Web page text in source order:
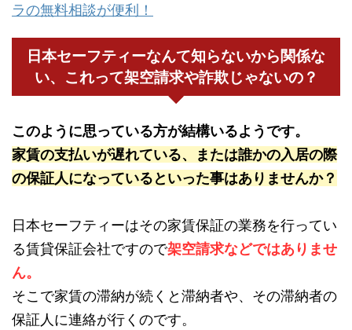
ラの無料相談が便利！
日本セーフティーなんて知らないから関係な
い、これって架空請求や詐欺じゃないの？
このように思っている方が結構いるようです。
家賃の支払いが遅れている、または誰かの入居の際
の保証人になっているといった事はありませんか？
日本セーフティーはその家賃保証の業務を行ってい
る賃貸保証会社ですので架空請求などではありませ
ん。
そこで家賃の滞納が続くと滞納者や、その滞納者の
保証人に連絡が行くのです。